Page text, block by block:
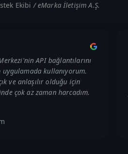
Ekibi/ eMarka İletişim A.Ş.
API bağlantılarını
kullanıyorum.
ve anlaşılır olduğu için
çok az zaman harcadım.